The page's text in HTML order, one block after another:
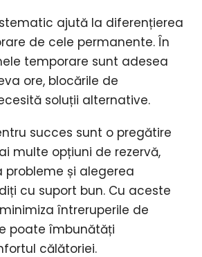
ajută la diferențierea
de cele permanente. În
temporare sunt adesea
ore, blocările de
soluții alternative.
succes sunt o pregătire
multe opțiuni de rezervă,
probleme și alegerea
cu suport bun. Cu aceste
întreruperile de
poate îmbunătăți
călătoriei.